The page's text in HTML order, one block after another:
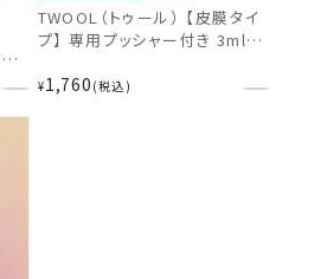
TWOOL（トゥール） 【皮膜タイ
プ】 専用プッシャー付き 3ml
ウォータープルーフ
¥1,760 税込